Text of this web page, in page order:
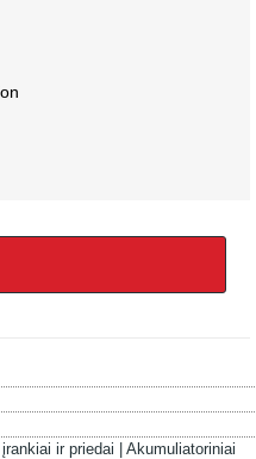
ir priedai | Akumuliatoriniai